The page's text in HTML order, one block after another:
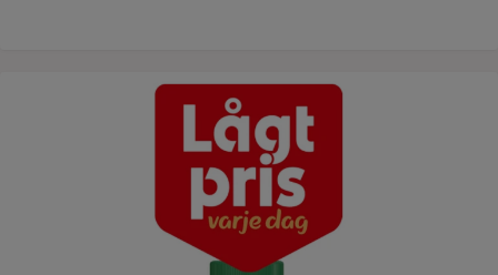
Lågt pris varje dag ICAs matlagningsgrädde